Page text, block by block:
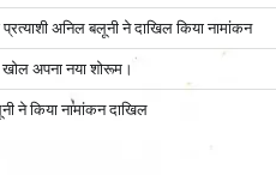
अनिल बलूनी ने दाखिल किया नामांकन
अपना नया शोरूम।
ने किया नामांकन दाखिल